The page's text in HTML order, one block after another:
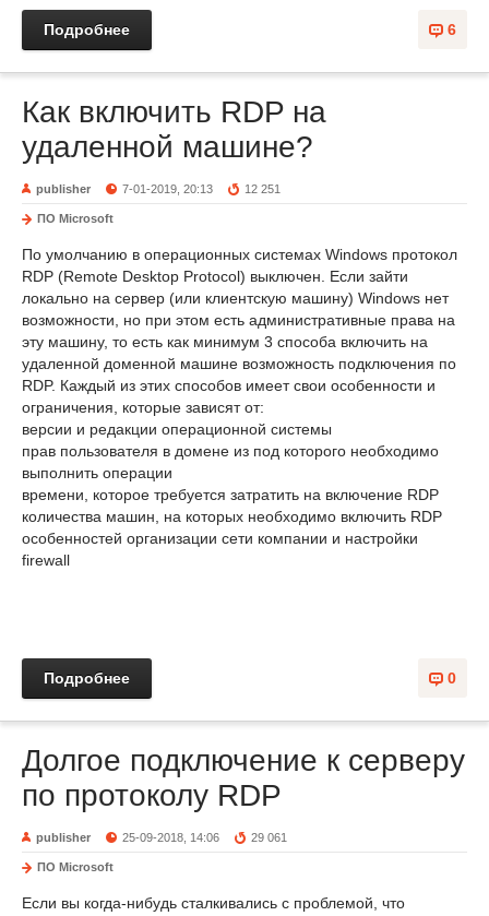
6
Подробнее
Как включить RDP на
удаленной машине?
publisher 7-01-2019, 20:13 12 251
ПО Microsoft
По умолчанию в операционных системах Windows протокол
RDP (Remote Desktop Protocol) выключен. Если зайти
локально на сервер (или клиентскую машину) Windows нет
возможности, но при этом есть административные права на
эту машину, то есть как минимум 3 способа включить на
удаленной доменной машине возможность подключения по
RDP. Каждый из этих способов имеет свои особенности и
ограничения, которые зависят от:
версии и редакции операционной системы
прав пользователя в домене из под которого необходимо
выполнить операции
времени, которое требуется затратить на включение RDP
количества машин, на которых необходимо включить RDP
особенностей организации сети компании и настройки
firewall
0
Подробнее
Долгое подключение к серверу
по протоколу RDP
publisher 25-09-2018, 14:06 29 061
ПО Microsoft
Если вы когда-нибудь сталкивались с проблемой, что